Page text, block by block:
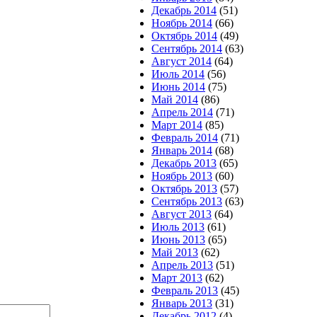
Декабрь 2014 (51)
Ноябрь 2014 (66)
Октябрь 2014 (49)
Сентябрь 2014 (63)
Август 2014 (64)
Июль 2014 (56)
Июнь 2014 (75)
Май 2014 (86)
Апрель 2014 (71)
Март 2014 (85)
Февраль 2014 (71)
Январь 2014 (68)
Декабрь 2013 (65)
Ноябрь 2013 (60)
Октябрь 2013 (57)
Сентябрь 2013 (63)
Август 2013 (64)
Июль 2013 (61)
Июнь 2013 (65)
Май 2013 (62)
Апрель 2013 (51)
Март 2013 (62)
Февраль 2013 (45)
Январь 2013 (31)